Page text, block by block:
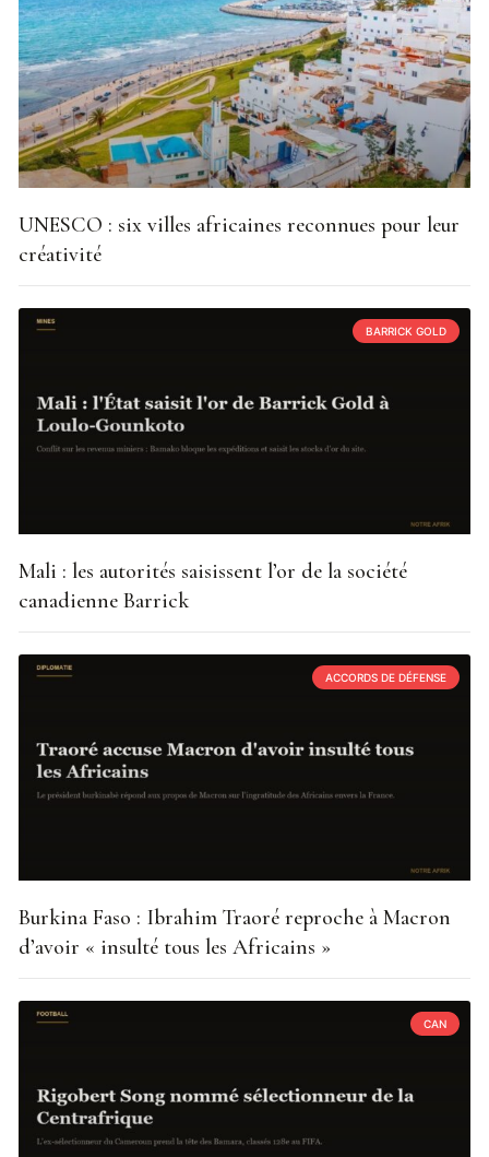
UNESCO : six villes africaines reconnues pour leur
créativité
BARRICK GOLD
Mali : les autorités saisissent l’or de la société
canadienne Barrick
ACCORDS DE DÉFENSE
Burkina Faso : Ibrahim Traoré reproche à Macron
d’avoir « insulté tous les Africains »
CAN